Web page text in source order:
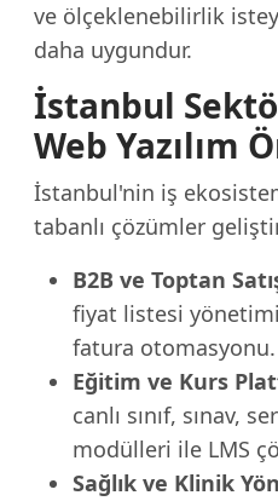
ve ölçeklenebilirlik
daha uygundur.
İstanbul
Web Yazılım
İstanbul'nin iş
tabanlı çözümler
B2B ve Toptan
fiyat listesi
fatura otomasyonu.
Eğitim ve Kurs
canlı sınıf, sınav,
modülleri ile LMS
Sağlık ve Klinik